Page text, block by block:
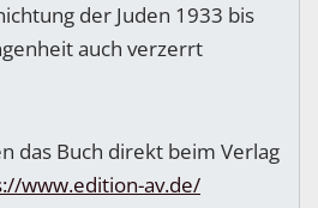
der Juden 1933 bis
auch verzerrt
das Buch direkt beim Verlag
www.edition-av.de/